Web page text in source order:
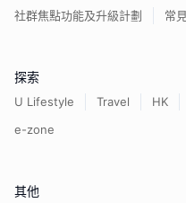
社群焦點功能及升級計劃
常
探索
U Lifestyle Travel HK
e-zone
其他